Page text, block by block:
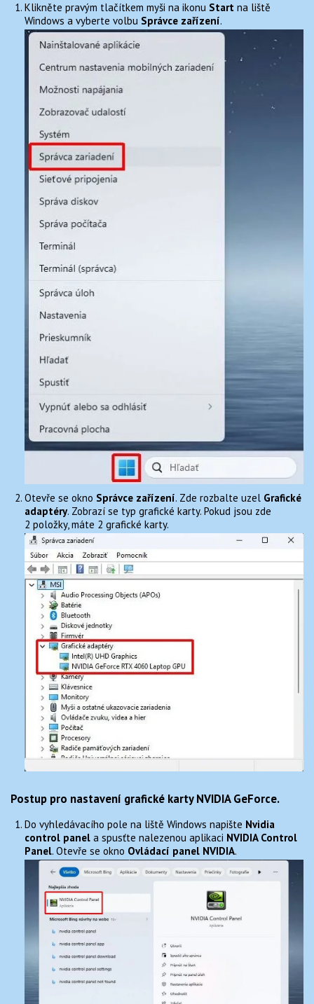
Klikněte pravým tlačítkem myši na ikonu Startna liště
Windows a vyberte volbu Správce zařízení.
Otevře se okno Správce zařízení. Zde rozbalte uzel Grafické
adaptéry. Zobrazí se typ grafické karty. Pokud jsou zde
2 položky, máte 2 grafické karty.
Postup pro nastavení grafické karty NVIDIA GeForce.
Do vyhledávacího pole na liště Windows napište Nvidia
control panela spusťte nalezenou aplikaci NVIDIA Control
Panel. Otevře se okno Ovládací panel NVIDIA.